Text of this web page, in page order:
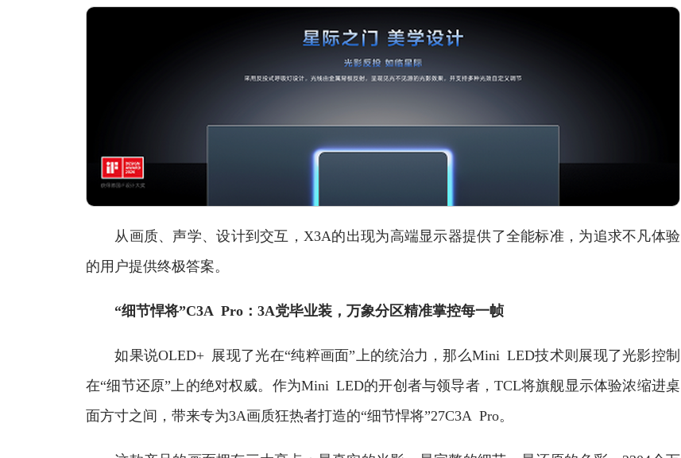
从画质、声学、设计到交互，X3A的出现为高端显示器提供了全能标准，为追求不凡体验
的用户提供终极答案。
“细节悍将”C3A Pro：3A党毕业装，万象分区精准掌控每一帧
如果说OLED+ 展现了光在“纯粹画面”上的统治力，那么Mini LED技术则展现了光影控制
在“细节还原”上的绝对权威。作为Mini LED的开创者与领导者，TCL将旗舰显示体验浓缩进桌
面方寸之间，带来专为3A画质狂热者打造的“细节悍将”27C3A Pro。